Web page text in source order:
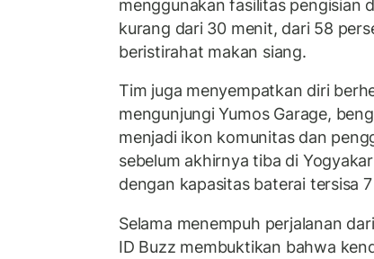
menggunakan fasilitas pengisian
kurang dari 30 menit, dari 58
beristirahat makan siang.
Tim juga menyempatkan diri
mengunjungi Yumos Garage,
menjadi ikon komunitas dan
sebelum akhirnya tiba di
dengan kapasitas baterai tersisa
Selama menempuh perjalanan
ID Buzz membuktikan bahwa